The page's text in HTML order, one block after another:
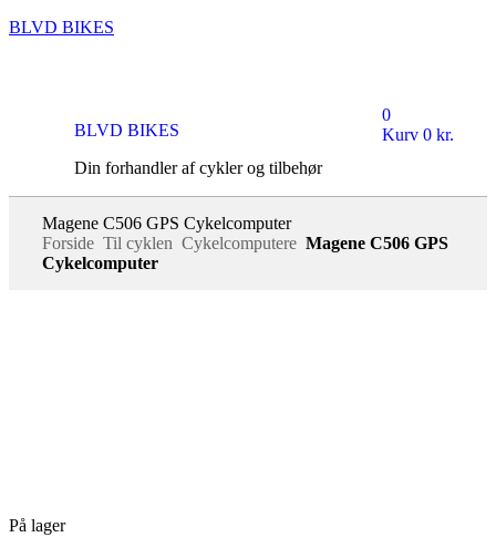
BLVD BIKES
BLVD BIKES
Din forhandler af cykler og tilbehør
0
Kurv 0 kr.
Magene C506 GPS Cykelcomputer
Forside Til cyklen Cykelcomputere Magene C506 GPS
Cykelcomputer
På lager